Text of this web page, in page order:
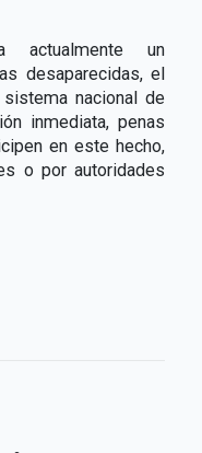
actualmente un
desaparecidas, el
nacional de
inmediata, penas
en este hecho,
o por autoridades